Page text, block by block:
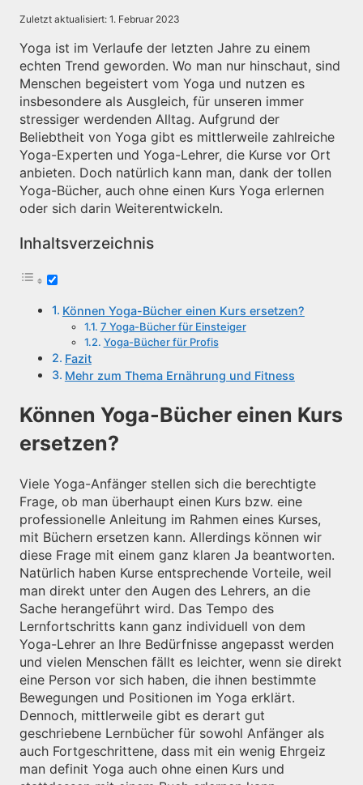
Zuletzt aktualisiert: 1. Februar 2023
Yoga ist im Verlaufe der letzten Jahre zu einem
echten Trend geworden. Wo man nur hinschaut, sind
Menschen begeistert vom Yoga und nutzen es
insbesondere als Ausgleich, für unseren immer
stressiger werdenden Alltag. Aufgrund der
Beliebtheit von Yoga gibt es mittlerweile zahlreiche
Yoga-Experten und Yoga-Lehrer, die Kurse vor Ort
anbieten. Doch natürlich kann man, dank der tollen
Yoga-Bücher, auch ohne einen Kurs Yoga erlernen
oder sich darin Weiterentwickeln.
Inhaltsverzeichnis
Können Yoga-Bücher einen Kurs ersetzen?
7 Yoga-Bücher für Einsteiger
Yoga-Bücher für Profis
Fazit
Mehr zum Thema Ernährung und Fitness
Können Yoga-Bücher einen Kurs
ersetzen?
Viele Yoga-Anfänger stellen sich die berechtigte
Frage, ob man überhaupt einen Kurs bzw. eine
professionelle Anleitung im Rahmen eines Kurses,
mit Büchern ersetzen kann. Allerdings können wir
diese Frage mit einem ganz klaren Ja beantworten.
Natürlich haben Kurse entsprechende Vorteile, weil
man direkt unter den Augen des Lehrers, an die
Sache herangeführt wird. Das Tempo des
Lernfortschritts kann ganz individuell von dem
Yoga-Lehrer an Ihre Bedürfnisse angepasst werden
und vielen Menschen fällt es leichter, wenn sie direkt
eine Person vor sich haben, die ihnen bestimmte
Bewegungen und Positionen im Yoga erklärt.
Dennoch, mittlerweile gibt es derart gut
geschriebene Lernbücher für sowohl Anfänger als
auch Fortgeschrittene, dass mit ein wenig Ehrgeiz
man definit Yoga auch ohne einen Kurs und